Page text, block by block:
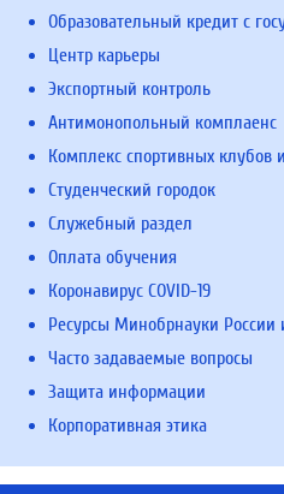
Образовательный кредит с
Центр карьеры
Экспортный контроль
Антимонопольный комплаенс
Комплекс спортивных клубов
Студенческий городок
Служебный раздел
Оплата обучения
Коронавирус COVID-19
Ресурсы Минобрнауки России
Часто задаваемые вопросы
Защита информации
Корпоративная этика